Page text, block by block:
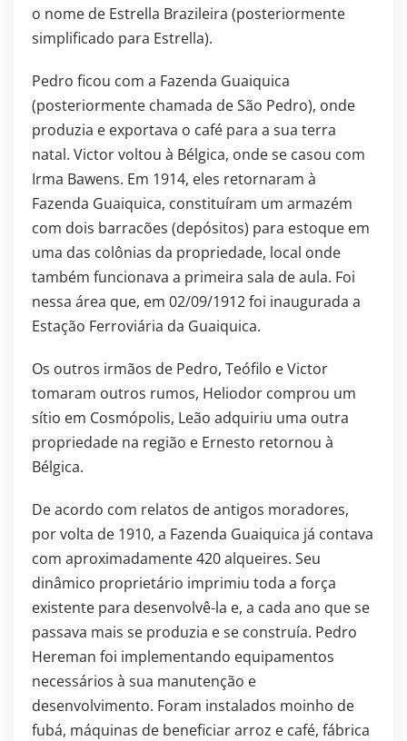
o nome de Estrella Brazileira (posteriormente
simplificado para Estrella).
Pedro ficou com a Fazenda Guaiquica
(posteriormente chamada de São Pedro), onde
produzia e exportava o café para a sua terra
natal. Victor voltou à Bélgica, onde se casou com
Irma Bawens. Em 1914, eles retornaram à
Fazenda Guaiquica, constituíram um armazém
com dois barracões (depósitos) para estoque em
uma das colônias da propriedade, local onde
também funcionava a primeira sala de aula. Foi
nessa área que, em 02/09/1912 foi inaugurada a
Estação Ferroviária da Guaiquica.
Os outros irmãos de Pedro, Teófilo e Victor
tomaram outros rumos, Heliodor comprou um
sítio em Cosmópolis, Leão adquiriu uma outra
propriedade na região e Ernesto retornou à
Bélgica.
De acordo com relatos de antigos moradores,
por volta de 1910, a Fazenda Guaiquica já contava
com aproximadamente 420 alqueires. Seu
dinâmico proprietário imprimiu toda a força
existente para desenvolvê-la e, a cada ano que se
passava mais se produzia e se construía. Pedro
Hereman foi implementando equipamentos
necessários à sua manutenção e
desenvolvimento. Foram instalados moinho de
fubá, máquinas de beneficiar arroz e café, fábrica